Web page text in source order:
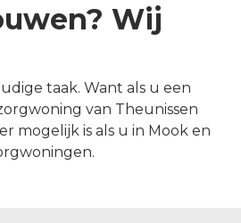
Wij
taak. Want als u een
van Theunissen
mogelijk is als u in Mook en